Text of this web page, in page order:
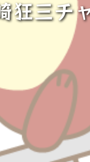
狂三チ